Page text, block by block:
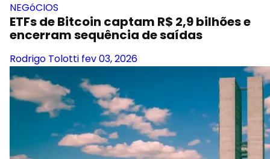
NEGóCIOS
ETFs de Bitcoin captam R$ 2,9 bilhões e
encerram sequência de saídas
Rodrigo Tolotti fev 03, 2026